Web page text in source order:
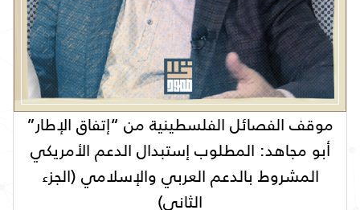
موقف الفصائل الفلسطينية من “إتفاق الإطار”
أبو مجاهد: المطلوب إستبدال الدعم الأمريكي
المشروط بالدعم العربي والإسلامي (الجزء
الثاني)